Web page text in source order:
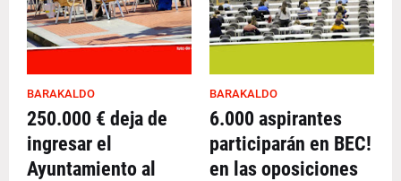
BARAKALDO
250.000 € deja de
ingresar el
Ayuntamiento al
BARAKALDO
6.000 aspirantes
participarán en BEC!
en las oposiciones